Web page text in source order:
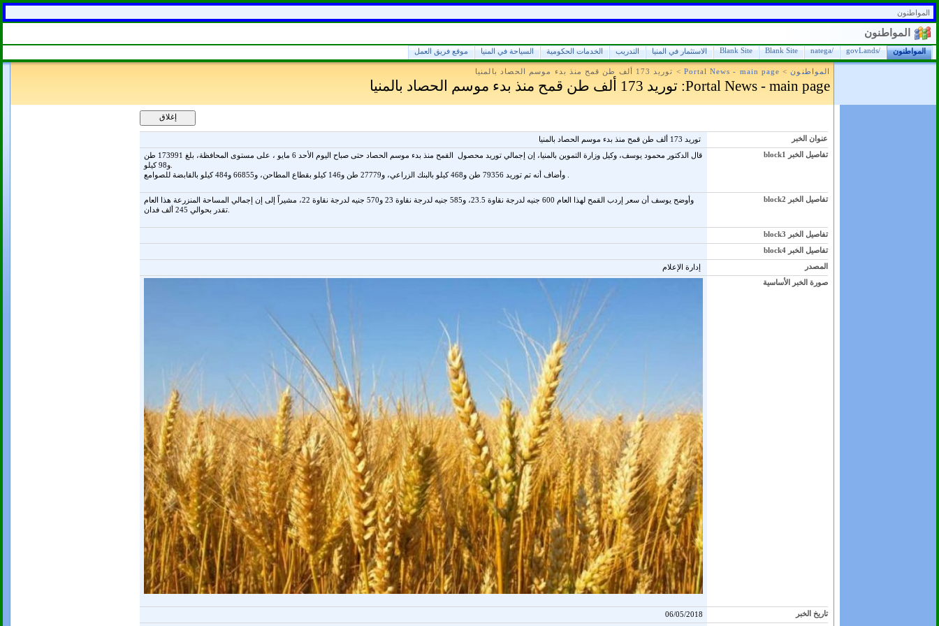
المواطنون
المواطنون
المواطنون /govLands
/natega
Blank Site
Blank Site الاستثمار في المنيا التدريب الخدمات الحكومية السياحة في المنيا موقع فريق العمل
المواطنون>
Portal News - main page
> توريد 173 ألف طن قمح منذ بدء موسم الحصاد بالمنيا
Portal News - main page: توريد 173 ألف طن قمح منذ بدء موسم الحصاد بالمنيا
عنوان الخبر
تفاصيل الخبر block1
قال الدكتور محمود يوسف، وكيل وزارة التموين بالمنيا، إن إجمالي توريد محصول القمح منذ بدء موسم الحصاد حتى صباح اليوم الأحد 6 مايو ، على مستوى المحافظة، بلغ 173991 طن
تفاصيل الخبر block2
وأوضح يوسف أن سعر إردب القمح لهذا العام 600 جنيه لدرجة نقاوة 23.5، و585 جنيه لدرجة نقاوة 23 و570 جنيه لدرجة نقاوة 22، مشيراً إلى إن إجمالي المساحة المنزرعة هذا العام
تفاصيل الخبر block3
تفاصيل الخبر block4
المصدر
صورة الخبر الأساسية
تاريخ الخبر
06/05/2018